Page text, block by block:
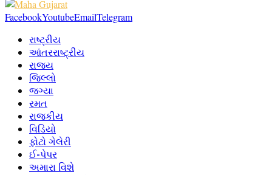
FacebookYoutubeEmailTelegram
રાષ્ટ્રીય
આંતરરાષ્ટ્રીય
રાજ્ય
જિલ્લો
જગ્યા
રમત
રાજકીય
વિડિયો
ફોટો ગેલેરી
ઈ-પેપર
અમારા વિશે